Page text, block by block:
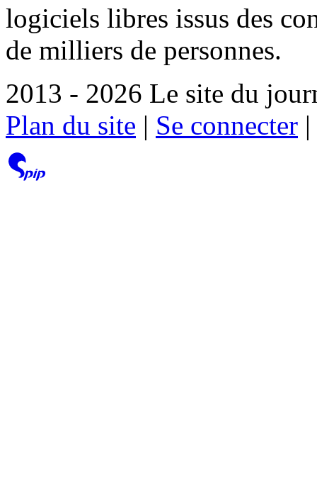
logiciels libres issus des
de milliers de personnes.
2013 - 2026 Le site du
Plan du site | Se connecter |